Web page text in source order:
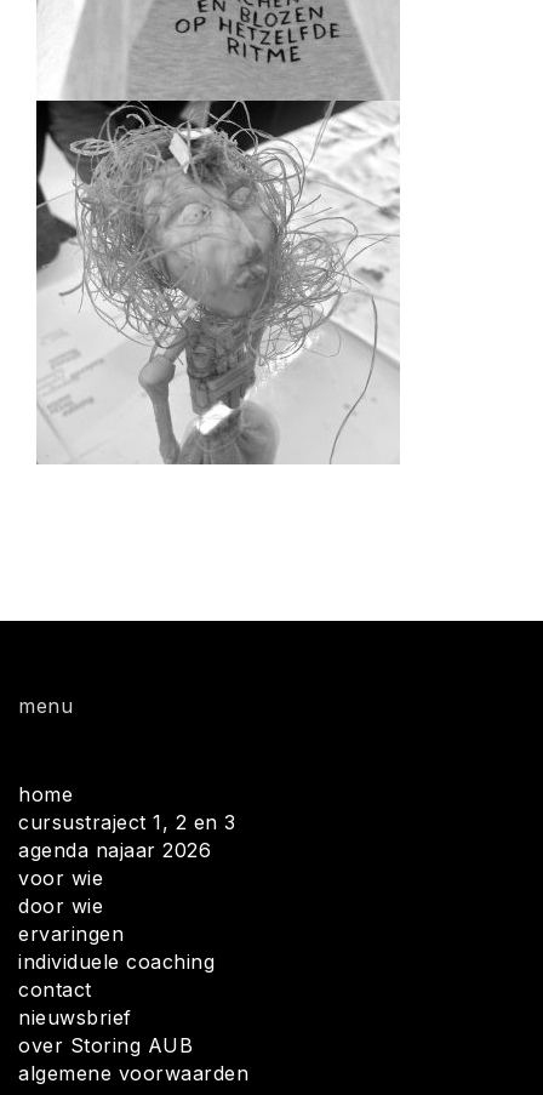
menu
home
cursustraject 1, 2 en 3
agenda najaar 2026
voor wie
door wie
ervaringen
individuele coaching
contact
nieuwsbrief
over Storing AUB
algemene voorwaarden